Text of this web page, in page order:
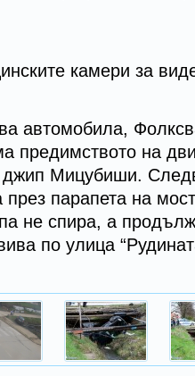
камери за
автомобила,
предимството на
джип Мицубиши.
парапета на
не спира, а
по улица